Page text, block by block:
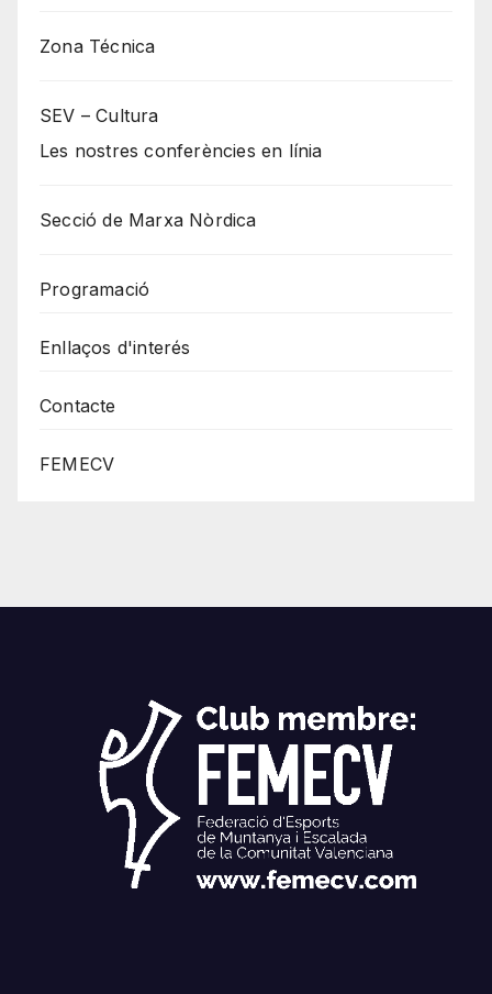
Zona Técnica
SEV – Cultura
Les nostres conferències en línia
Secció de Marxa Nòrdica
Programació
Enllaços d'interés
Contacte
FEMECV